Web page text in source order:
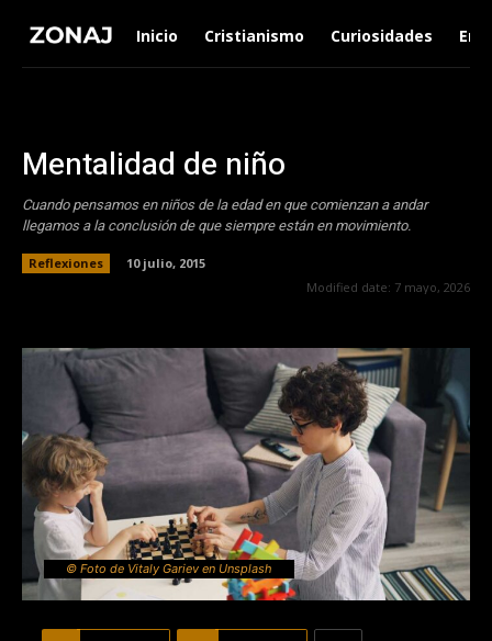
Inicio Cristianismo Curiosidades
Mentalidad de niño
Cuando pensamos en niños de la edad en que comienzan a andar
llegamos a la conclusión de que siempre están en movimiento.
Reflexiones
10 julio, 2015
Modified date: 7 mayo, 2026
© Foto de Vitaly Gariev en Unsplash